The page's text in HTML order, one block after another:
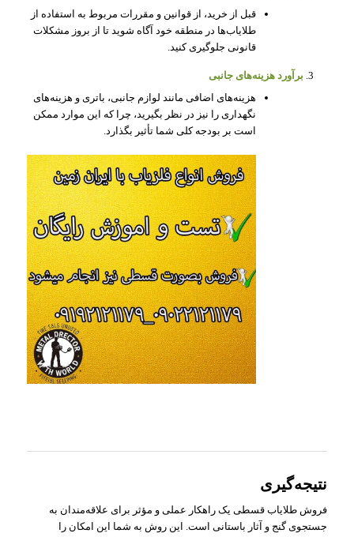
قبل از خرید، از قوانین و مقررات مربوط به استفاده از
طلایاب‌ها در منطقه خود آگاه شوید تا از بروز مشکلات
قانونی جلوگیری کنید.
برآورد هزینه‌های جانبی
هزینه‌های اضافی مانند لوازم جانبی، باتری و هزینه‌های
نگهداری را نیز در نظر بگیرید، چرا که این موارد ممکن
است بر بودجه کلی شما تأثیر بگذارد.
نتیجه‌گیری
فروش طلایاب قسطی یک راهکار عملی و مؤثر برای علاقه‌مندان به
جستجوی گنج و آثار باستانی است. این روش به شما این امکان را